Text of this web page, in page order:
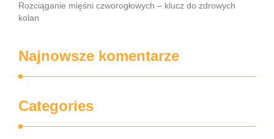
Rozciąganie mięśni czworogłowych – klucz do zdrowych
kolan
Najnowsze komentarze
Categories